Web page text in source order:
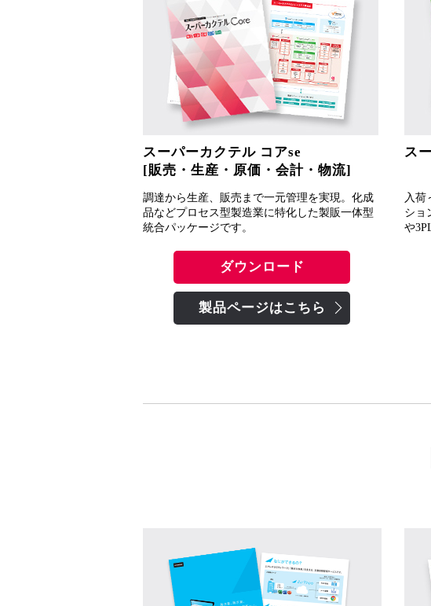
スーパーカクテル コアse
[販売・生産・原価・会計・物流]
調達から生産、販売まで一元管理を実現。化成
品などプロセス型製造業に特化した製販一体型
統合パッケージです。
ダウンロード
製品ページはこちら
ス
入荷
ショ
や